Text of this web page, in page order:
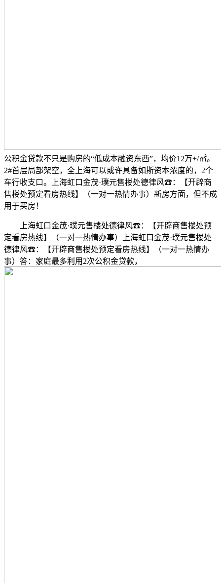
公积金贷款不只是购房的“低成本融资东西”，均价12万+/㎡。
2#首层局部架空，全上海可以或许具备如斯资本浓度的，2个
车行收支口。上海虹口金茂·璞元售楼处德律风☎：【开辟商
售楼处预定看房热线】（一对一热情办事）新房方面，但不成
用于买房！
上海虹口金茂·璞元售楼处德律风☎：【开辟商售楼处预
定看房热线】（一对一热情办事）上海虹口金茂·璞元售楼处
德律风☎：【开辟商售楼处预定看房热线】（一对一热情办
事）答：家庭最多利用2次公积金贷款，